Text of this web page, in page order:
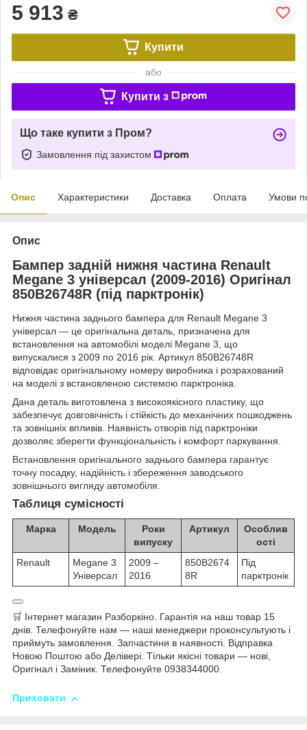
5 913 ₴
Купити
або
Купити з
Що таке купити з Пром?
Замовлення під захистом
Опис Характеристики Доставка Оплата Умови
Опис
Бампер задній нижня частина Renault
Megane 3 універсал (2009-2016) Оригінал
850B26748R (під парктронік)
Нижня частина заднього бампера для Renault Megane 3
універсал — це оригінальна деталь, призначена для
встановлення на автомобілі моделі Megane 3, що
випускалися з 2009 по 2016 рік. Артикул 850B26748R
відповідає оригінальному номеру виробника і розрахований
на моделі з встановленою системою парктроніка.
Дана деталь виготовлена з високоякісного пластику, що
забезпечує довговічність і стійкість до механічних пошкоджень
та зовнішніх впливів. Наявність отворів під парктроніки
дозволяє зберегти функціональність і комфорт паркування.
Встановлення оригінального заднього бампера гарантує
точну посадку, надійність і збереження заводського
зовнішнього вигляду автомобіля.
Таблиця сумісності
Марка Модель
Роки
випуску
Артикул
Особлив
ості
Renault
Megane 3
Універсал
2009 –
2016
850B2674
8R
Під
парктронік
🛒 Інтернет магазин Разборкіно. Гарантія на наш товар 15
днів. Телефонуйте нам — наші менеджери проконсультують і
приймуть замовлення. Запчастини в наявності. Відправка
Новою Поштою або Делівері. Тільки якісні товари — нові,
Оригінал і Заміник. Телефонуйте 0938344000.
Приховати